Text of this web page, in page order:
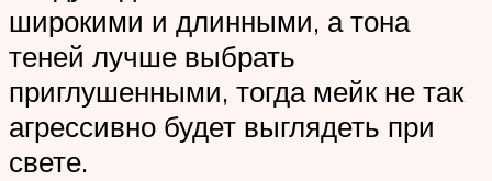
широкими и длинными, а тона
теней лучше выбрать
приглушенными, тогда мейк не так
агрессивно будет выглядеть при
свете.